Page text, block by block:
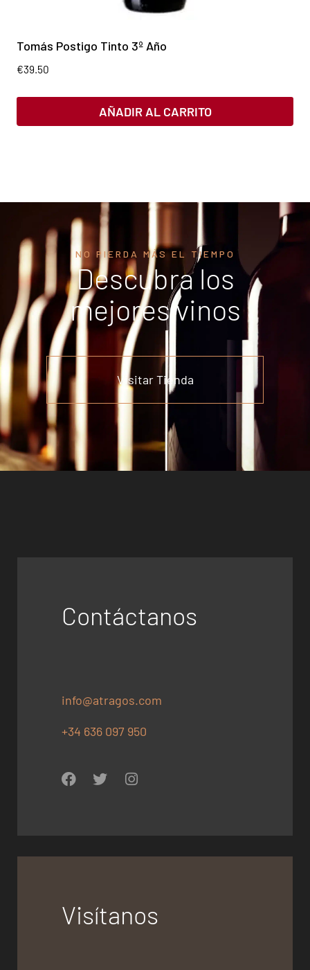
Tomás Postigo Tinto 3º Año
€39.50
AÑADIR AL CARRITO
NO PIERDA MÁS EL TIEMPO
Descubra los
mejores vinos
Visitar Tienda
Contáctanos
info@atragos.com
+34 636 097 950
Visítanos